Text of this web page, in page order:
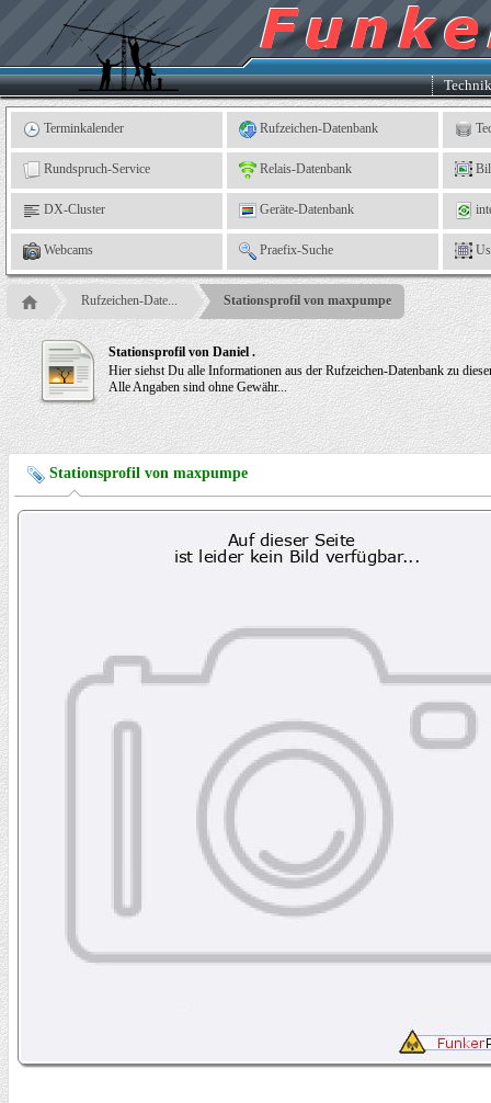
Kleingartenverein
e.
V.,
Leinefelde
Terminkalender Rufzeichen-Datenbank
Rundspruch-Service Relais-Datenbank
DX-Cluster Geräte-Datenbank
Webcams Praefix-Suche
Rufzeichen-Date... Stationsprofil von maxpumpe
Stationsprofil von Daniel .
Hier siehst Du alle Informationen aus der Rufzeichen-Datenbank zu
Alle Angaben sind ohne Gewähr...
Stationsprofil von maxpumpe